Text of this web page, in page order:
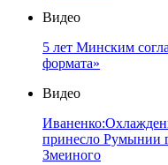
Видео
5 лет Минским
формата»
Видео
принесло Румынии
Змеиного